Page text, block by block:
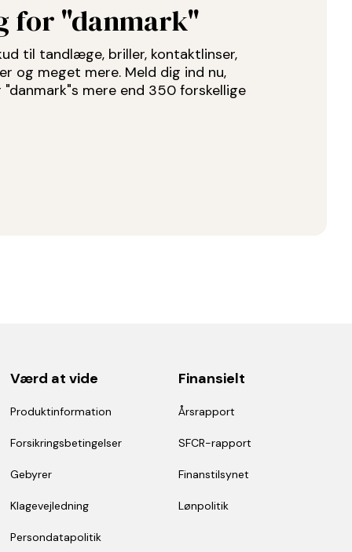
for "danmark"
til tandlæge, briller, kontaktlinser,
og meget mere. Meld dig ind nu,
mere end 350 forskellige
Værd at vide
Produktinformation
Forsikringsbetingelser
Gebyrer
Klagevejledning
Persondatapolitik
Finansielt
Årsrapport
SFCR-rapport
Finanstilsynet
Lønpolitik